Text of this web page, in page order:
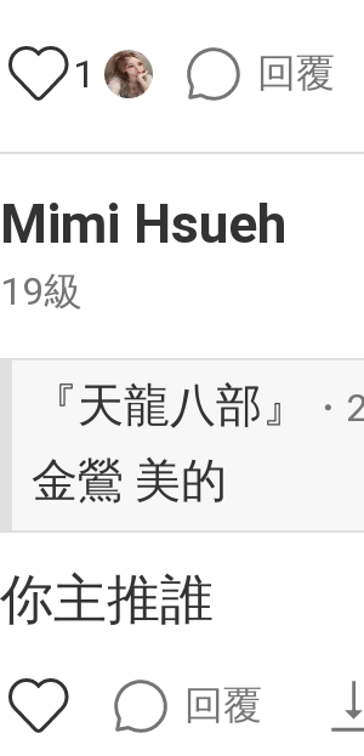
1 回覆
Mimi Hsueh
19級
『天龍八部』
金鶯 美的
你主推誰
回覆